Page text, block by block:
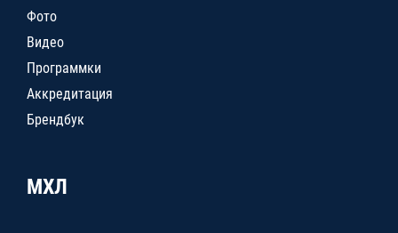
Фото
Видео
Программки
Аккредитация
Брендбук
МХЛ